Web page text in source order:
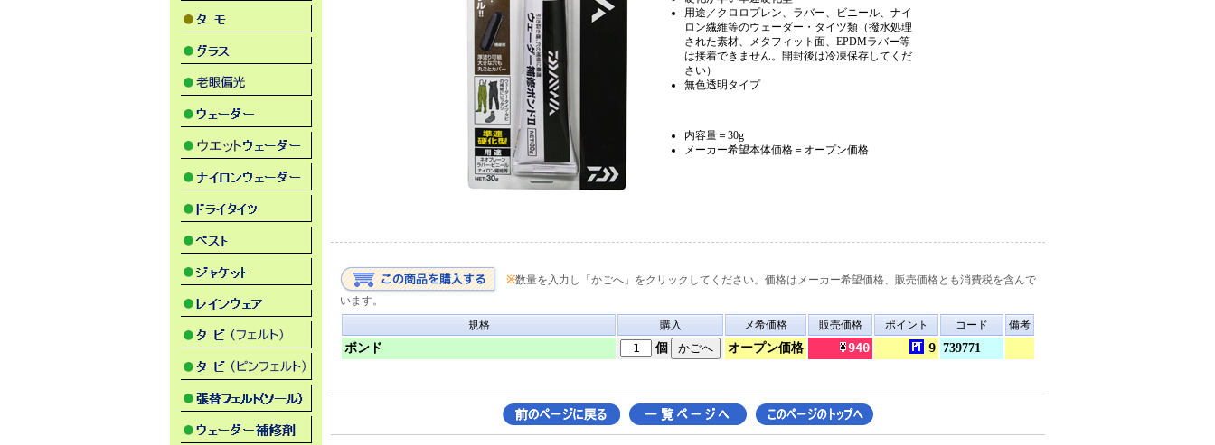
用途／クロロプレン、ラバー、ビニール、ナイ
ロン繊維等のウェーダー・タイツ類（撥水処理
された素材、メタフィット面、EPDMラバー等
は接着できません。開封後は冷凍保存してくだ
さい）
無色透明タイプ
内容量＝30g
メーカー希望本体価格＝オープン価格
※数量を入力し「かごへ」をクリックしてください。価格はメーカー希望価格、販売価格とも消費税を含んで
います。
規格
購入 メ希価格 販売価格 ポイント コード 備考
ボンド 個 オープン価格 940 9 739771